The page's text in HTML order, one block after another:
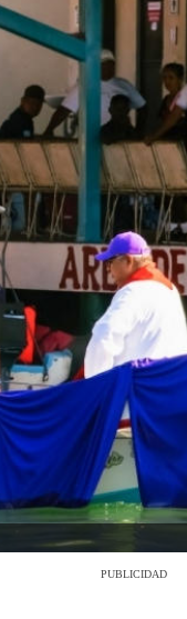
PUBLICIDAD